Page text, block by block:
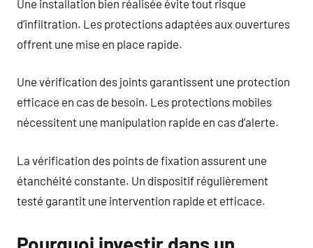
Une installation bien réalisée évite tout risque
d’infiltration. Les protections adaptées aux ouvertures
offrent une mise en place rapide.
Une vérification des joints garantissent une protection
efficace en cas de besoin. Les protections mobiles
nécessitent une manipulation rapide en cas d’alerte.
La vérification des points de fixation assurent une
étanchéité constante. Un dispositif régulièrement
testé garantit une intervention rapide et efficace.